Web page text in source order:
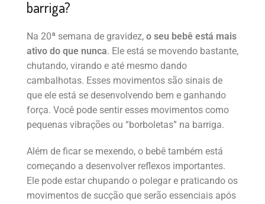
barriga?
Na 20ª semana de gravidez, o seu bebê está mais
ativo do que nunca. Ele está se movendo bastante,
chutando, virando e até mesmo dando
cambalhotas. Esses movimentos são sinais de
que ele está se desenvolvendo bem e ganhando
força. Você pode sentir esses movimentos como
pequenas vibrações ou “borboletas” na barriga.
Além de ficar se mexendo, o bebê também está
começando a desenvolver reflexos importantes.
Ele pode estar chupando o polegar e praticando os
movimentos de sucção que serão essenciais após